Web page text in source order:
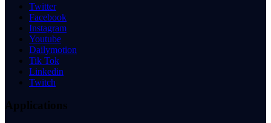
Twitter
Facebook
Instagram
Youtube
Dailymotion
Tik Tok
Linkedin
Twitch
Applications